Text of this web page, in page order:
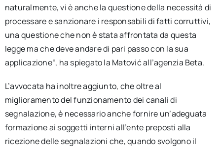
naturalmente, vi è anche la questione della necessità di
processare e sanzionare i responsabili di fatti corruttivi,
una questione che non è stata affrontata da questa
legge ma che deve andare di pari passo con la sua
applicazione“, ha spiegato la Matović all’agenzia Beta.
L’avvocata ha inoltre aggiunto, che oltre al
miglioramento del funzionamento dei canali di
segnalazione, è necessario anche fornire un’adeguata
formazione ai soggetti interni all’ente preposti alla
ricezione delle segnalazioni che, quando svolgono il